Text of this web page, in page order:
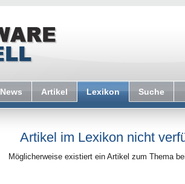
News Artikel Lexikon Suche
Artikel im Lexikon nicht
Möglicherweise existiert ein Artikel zum Thema